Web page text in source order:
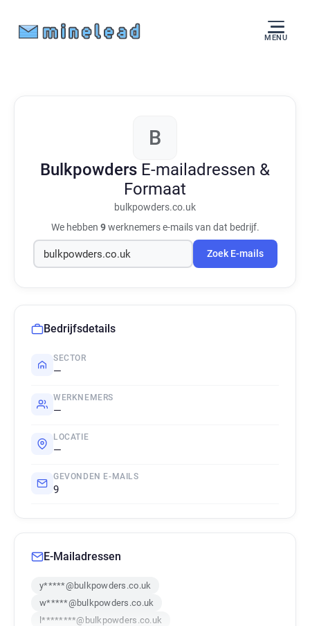
MENU
B
Bulkpowders E-mailadressen &
Formaat
bulkpowders.co.uk
We hebben 9werknemers e-mails van dat bedrijf.
Zoek E-mails
Bedrijfsdetails
SECTOR
—
WERKNEMERS
—
LOCATIE
—
GEVONDEN E-MAILS
9
E-Mailadressen
y*****@bulkpowders.co.uk
w*****@bulkpowders.co.uk
l********@bulkpowders.co.uk